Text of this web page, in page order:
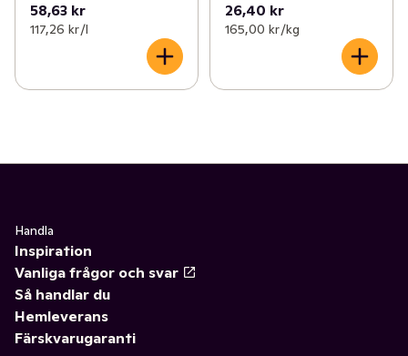
58,63 kr
117,26 kr /l
26,40 kr
165,00 kr /kg
Handla
Inspiration
Vanliga frågor och svar
Så handlar du
Hemleverans
Färskvarugaranti